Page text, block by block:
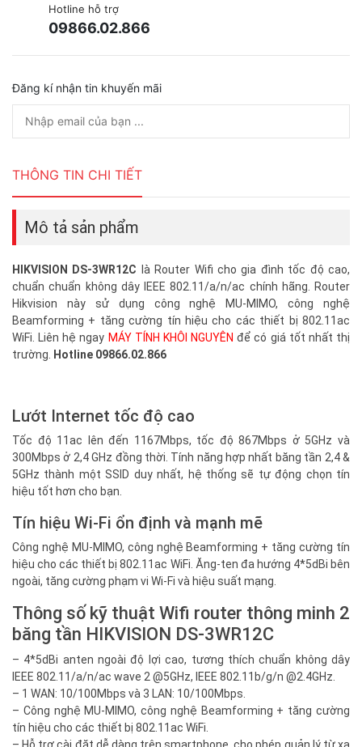
Hotline hỗ trợ
09866.02.866
Đăng kí nhận tin khuyến mãi
THÔNG TIN CHI TIẾT
Mô tả sản phẩm
HIKVISION DS-3WR12C là Router Wifi cho gia đình tốc độ cao,
chuẩn chuẩn không dây IEEE 802.11/a/n/ac chính hãng. Router
Hikvision này sử dụng công nghệ MU-MIMO, công nghệ
Beamforming + tăng cường tín hiệu cho các thiết bị 802.11ac
WiFi. Liên hệ ngay MÁY TÍNH KHÔI NGUYÊNđể có giá tốt nhất thị
trường. Hotline 09866.02.866
Lướt Internet tốc độ cao
Tốc độ 11ac lên đến 1167Mbps, tốc độ 867Mbps ở 5GHz và
300Mbps ở 2,4 GHz đồng thời. Tính năng hợp nhất băng tần 2,4 &
5GHz thành một SSID duy nhất, hệ thống sẽ tự động chọn tín
hiệu tốt hơn cho bạn.
Tín hiệu Wi-Fi ổn định và mạnh mẽ
Công nghệ MU-MIMO, công nghệ Beamforming + tăng cường tín
hiệu cho các thiết bị 802.11ac WiFi. Ăng-ten đa hướng 4*5dBi bên
ngoài, tăng cường phạm vi Wi-Fi và hiệu suất mạng.
Thông số kỹ thuật Wifi router thông minh 2
băng tần HIKVISION DS-3WR12C
– 4*5dBi anten ngoài độ lợi cao, tương thích chuẩn không dây
IEEE 802.11/a/n/ac wave 2 @5GHz, IEEE 802.11b/g/n @2.4GHz.
– 1 WAN: 10/100Mbps và 3 LAN: 10/100Mbps.
– Công nghệ MU-MIMO, công nghệ Beamforming + tăng cường
tín hiệu cho các thiết bị 802.11ac WiFi.